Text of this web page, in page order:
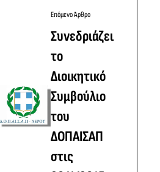
Επόμενο Άρθρο
Συνεδριάζει
το
Διοικητικό
Συμβούλιο
του
ΔΟΠΑΙΣΑΠ
στις